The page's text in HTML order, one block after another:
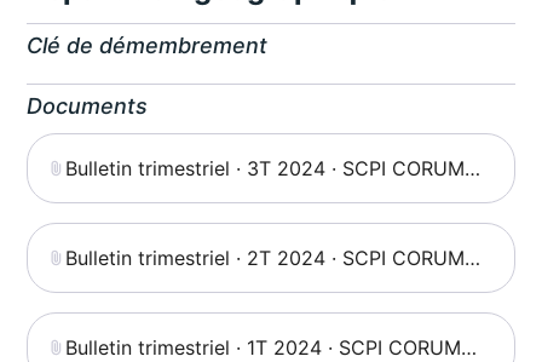
Clé de démembrement
Documents
Bulletin trimestriel · 3T 2024 · SCPI CORUM
Origin
Bulletin trimestriel · 2T 2024 · SCPI CORUM
Origin
Bulletin trimestriel · 1T 2024 · SCPI CORUM